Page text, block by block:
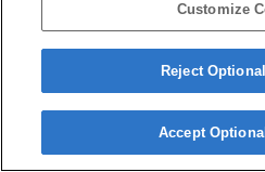
Customize
Reject
Accept